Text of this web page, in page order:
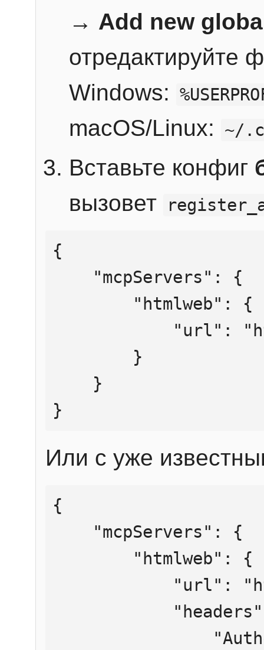
→ Add new
отредактируйте
Windows:
macOS/Linux: ~/
Вставьте конфиг
вызовет
{
}
Или с уже
{